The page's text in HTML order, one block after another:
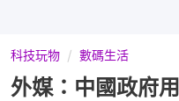
科技玩物 數碼生活
外媒：中國政府